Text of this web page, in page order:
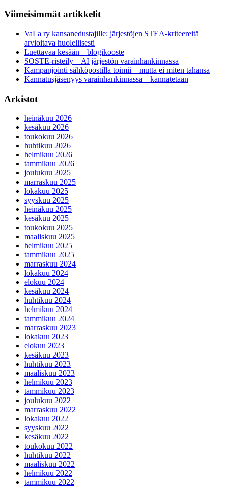
Viimeisimmät artikkelit
VaLa ry kansanedustajille: järjestöjen STEA-kriteereitä
arvioitava huolellisesti
Luettavaa kesään – blogikooste
SOSTE-risteily – AI järjestön varainhankinnassa
Kampanjointi sähköpostilla toimii – mutta ei miten tahansa
Kannatusjäsenyys varainhankinnassa – kannatetaan
Arkistot
heinäkuu 2026
kesäkuu 2026
toukokuu 2026
huhtikuu 2026
helmikuu 2026
tammikuu 2026
joulukuu 2025
marraskuu 2025
lokakuu 2025
syyskuu 2025
heinäkuu 2025
kesäkuu 2025
toukokuu 2025
maaliskuu 2025
helmikuu 2025
tammikuu 2025
marraskuu 2024
lokakuu 2024
elokuu 2024
kesäkuu 2024
huhtikuu 2024
helmikuu 2024
tammikuu 2024
marraskuu 2023
lokakuu 2023
elokuu 2023
kesäkuu 2023
huhtikuu 2023
maaliskuu 2023
helmikuu 2023
tammikuu 2023
joulukuu 2022
marraskuu 2022
lokakuu 2022
syyskuu 2022
kesäkuu 2022
toukokuu 2022
huhtikuu 2022
maaliskuu 2022
helmikuu 2022
tammikuu 2022